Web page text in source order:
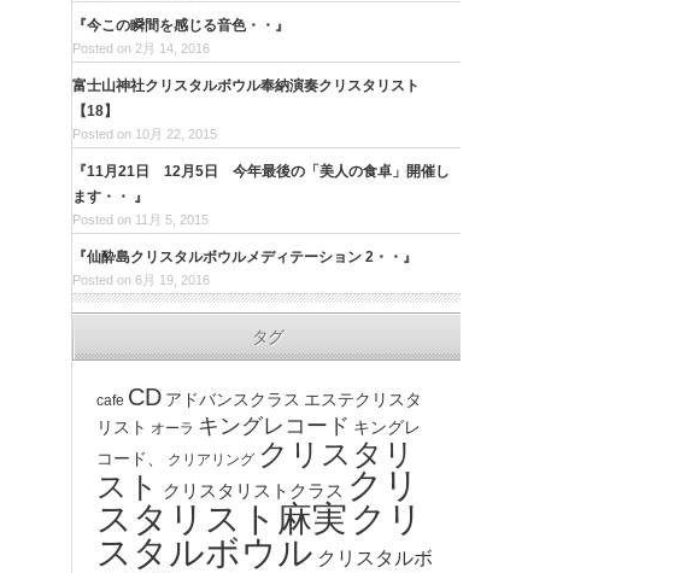
『今この瞬間を感じる音色・・』
Posted on 2月 14, 2016
富士山神社クリスタルボウル奉納演奏クリスタリスト
【18】
Posted on 10月 22, 2015
『11月21日 12月5日 今年最後の「美人の食卓」開催し
ます・・ 』
Posted on 11月 5, 2015
『仙酔島クリスタルボウルメディテーション 2・・』
Posted on 6月 19, 2016
タグ
cafe CD アドバンスクラス エステクリスタ
リスト オーラ キングレコード キングレ
コード、
クリアリング クリスタリ
スト
クリスタリストクラス クリ
スタリスト麻実 クリ
スタルボウル クリスタルボ